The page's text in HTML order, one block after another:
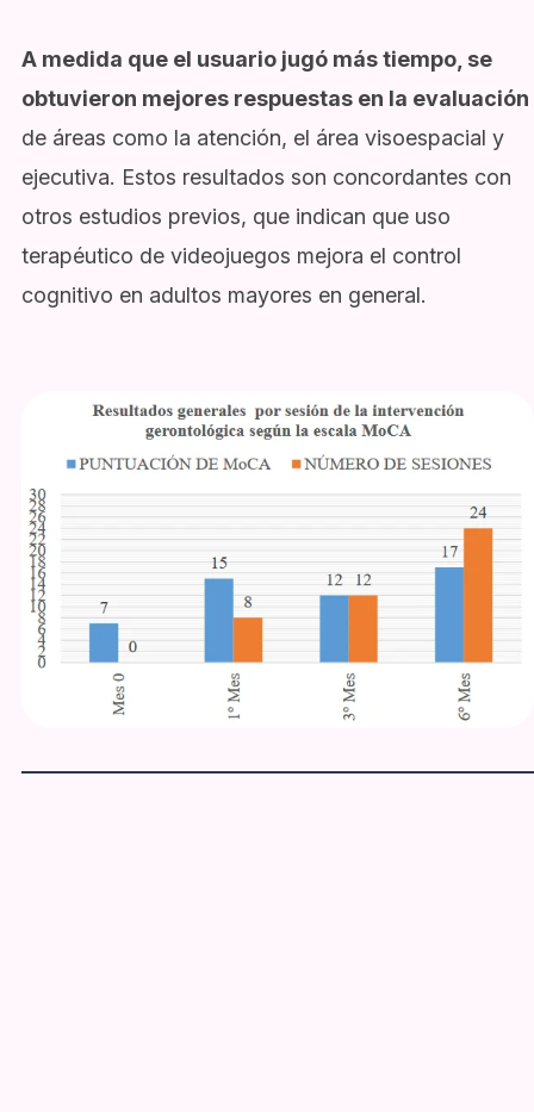
A medida que el usuario jugó más tiempo, se
obtuvieron mejores respuestas en la evaluación
de áreas como la atención, el área visoespacial y
ejecutiva. Estos resultados son concordantes con
otros estudios previos, que indican que uso
terapéutico de videojuegos mejora el control
cognitivo en adultos mayores en general.